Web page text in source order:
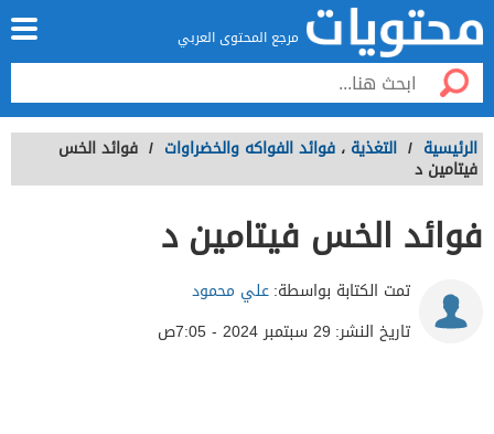
مرجع المحتوى العربي
الرئيسية / التغذية ، فوائد الفواكه والخضراوات / فوائد الخس
فيتامين د
فوائد الخس فيتامين د
تمت الكتابة بواسطة:علي محمود
تاريخ النشر: 29 سبتمبر 2024 - 7:05ص